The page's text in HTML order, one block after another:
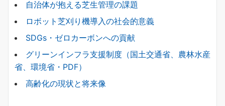
自治体が抱える芝生管理の課題
ロボット芝刈り機導入の社会的意義
SDGs・ゼロカーボンへの貢献
グリーンインフラ支援制度（国土交通省、農林水産
省、環境省・PDF）
高齢化の現状と将来像